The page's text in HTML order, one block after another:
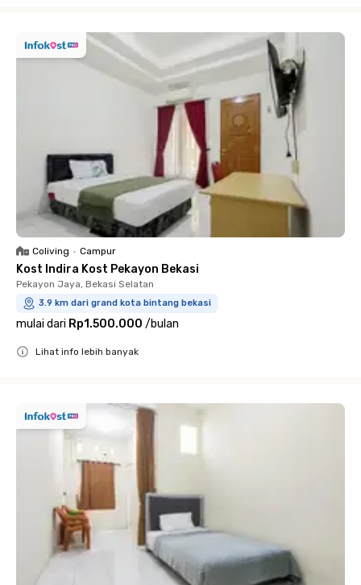
Coliving • Campur
Kost Indira Kost Pekayon Bekasi
Pekayon Jaya, Bekasi Selatan
3.9 km dari grand kota bintang bekasi
mulai dari Rp1.500.000 /bulan
Lihat info lebih banyak